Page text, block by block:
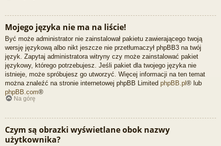
Mojego języka nie ma na liście!
Być może administrator nie zainstalował pakietu zawierającego twoją
wersję językową albo nikt jeszcze nie przetłumaczył phpBB3 na twój
język. Zapytaj administratora witryny czy może zainstalować pakiet
językowy, którego potrzebujesz. Jeśli pakiet dla twojego języka nie
istnieje, może spróbujesz go utworzyć. Więcej informacji na ten temat
można znaleźć na stronie internetowej phpBB Limited phpBB.pl® lub
phpBB.com®
Na górę
Czym są obrazki wyświetlane obok nazwy
użytkownika?